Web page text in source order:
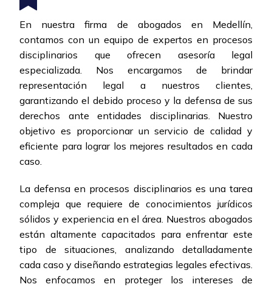
En nuestra firma de abogados en Medellín,
contamos con un equipo de expertos en procesos
disciplinarios que ofrecen asesoría legal
especializada. Nos encargamos de brindar
representación legal a nuestros clientes,
garantizando el debido proceso y la defensa de sus
derechos ante entidades disciplinarias. Nuestro
objetivo es proporcionar un servicio de calidad y
eficiente para lograr los mejores resultados en cada
caso.
La defensa en procesos disciplinarios es una tarea
compleja que requiere de conocimientos jurídicos
sólidos y experiencia en el área. Nuestros abogados
están altamente capacitados para enfrentar este
tipo de situaciones, analizando detalladamente
cada caso y diseñando estrategias legales efectivas.
Nos enfocamos en proteger los intereses de